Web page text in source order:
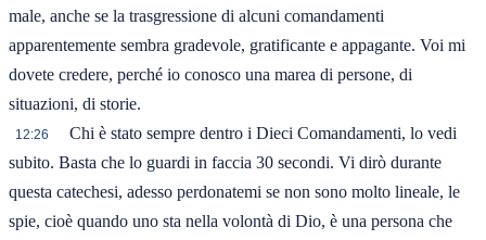
male, anche se la trasgressione di alcuni comandamenti
apparentemente sembra gradevole, gratificante e appagante. Voi mi
dovete credere, perché io conosco una marea di persone, di
situazioni, di storie.
12:26
Chi è stato sempre dentro i Dieci Comandamenti, lo vedi
subito. Basta che lo guardi in faccia 30 secondi. Vi dirò durante
questa catechesi, adesso perdonatemi se non sono molto lineale, le
spie, cioè quando uno sta nella volontà di Dio, è una persona che